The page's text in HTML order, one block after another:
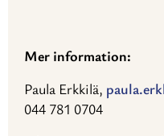
Mer information:
Paula Erkkilä,
044 781 0704